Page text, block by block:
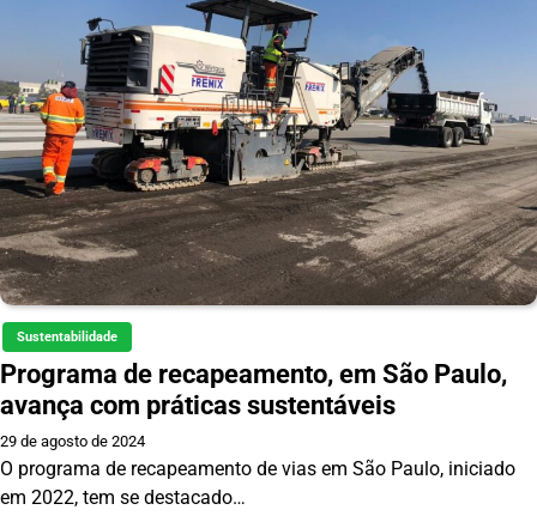
Sustentabilidade
Programa de recapeamento, em São Paulo,
avança com práticas sustentáveis
29 de agosto de 2024
O programa de recapeamento de vias em São Paulo, iniciado
em 2022, tem se destacado…